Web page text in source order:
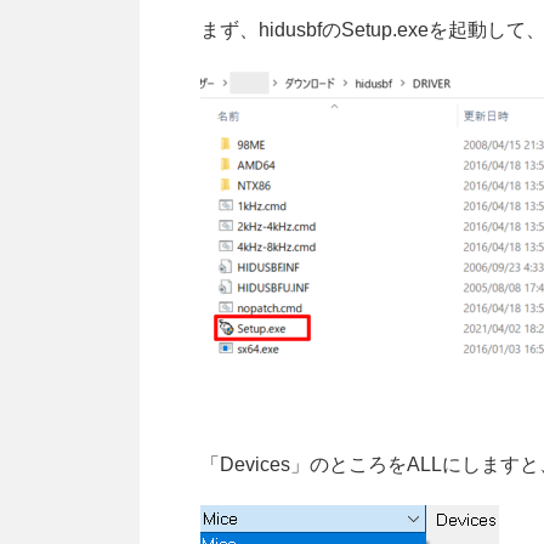
まず、hidusbfのSetup.exeを起動して、
「Devices」のところをALLにしますと